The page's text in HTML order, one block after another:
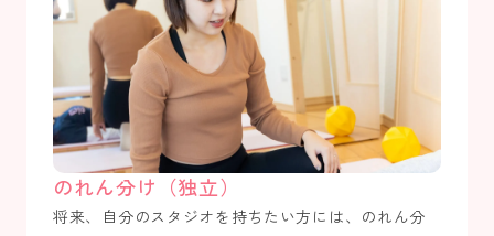
のれん分け（独立）
将来、自分のスタジオを持ちたい方には、のれん分